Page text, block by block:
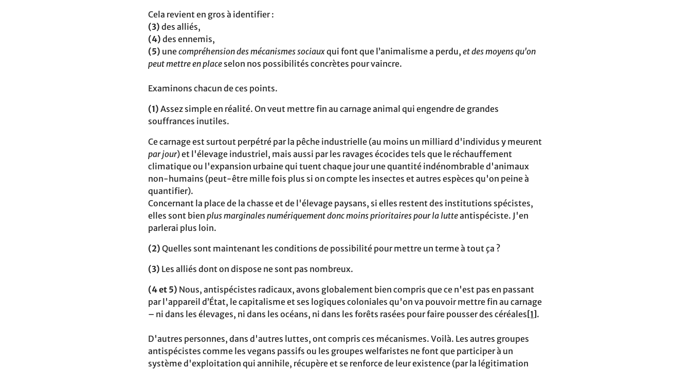
Cela revient en‬ gros à identifier :
(3) des alliés,
(4) des ennemis,
(5) unecompréhension‬ des mécanismes sociauxqui‬ font que l’animalisme a perdu, et des moyens qu'on
peut mettre en place selon nos‬ possibilités concrètes pour vaincre.‬‬‬‬‬‬‬‬‬‬‬‬‬‬‬
Examinons chacun de ces points.
(1) Assez simple en réalité. On veut mettre fin‬ au carnage animal qui engendre de grandes
souffrances inutiles.
Ce‬‬ carnage est surtout perpétré par la pêche industrielle (au‬ moins un milliard d'individus y meurent
par jour) et l'élevage industriel, mais aussi par les ravages écocides tels que le‬ réchauffement
climatique ou l'expansion urbaine qui tuent chaque jour‬ une quantité indénombrable d'animaux
non-humains (peut-être mille‬ fois plus si on compte les insectes et autres espèces qu'on peine à
quantifier).
Concernant la place de la‬ chasse et de l'élevage paysans, si elles restent des institutions spécistes,‬
elles sont bien plus marginales numériquement donc moins‬ prioritaires pour la lutteantispéciste. J'en
parlerai plus loin.‬‬‬‬‬‬‬‬‬‬‬‬‬‬ ‬‬‬‬‬‬‬‬‬‬‬
(2) Quelles sont maintenant les conditions de possibilité pour mettre un terme à tout ça ?
(3) Les alliés dont on dispose ne sont pas‬ nombreux.
(4 et 5) Nous, antispécistes radicaux, avons globalement bien compris que ce n'est pas en passant
par l'appareil‬ d’État, le capitalisme et ses logiques coloniales qu'on va‬ pouvoir mettre fin au carnage
– ni dans les élevages, ni dans les océans, ni dans les forêts rasées pour faire pousser des‬ céréales [1].
D'autres personnes, dans d'autres luttes, ont compris ces mécanismes. Voilà. Les autres groupes
antispécistes comme les vegans passifs ou les‬ groupes welfaristes ne font que participer à un
système d'exploitation qui‬ annihile, récupère et se renforce de leur existence (par la légitimation‬